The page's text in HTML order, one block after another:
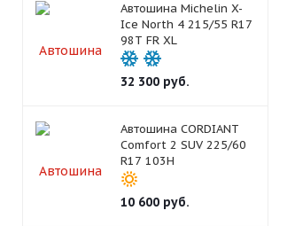
Автошина Michelin X-
Ice North 4 215/55 R17
98T FR XL
32 300руб.
Автошина CORDIANT
Comfort 2 SUV 225/60
R17 103H
10 600руб.